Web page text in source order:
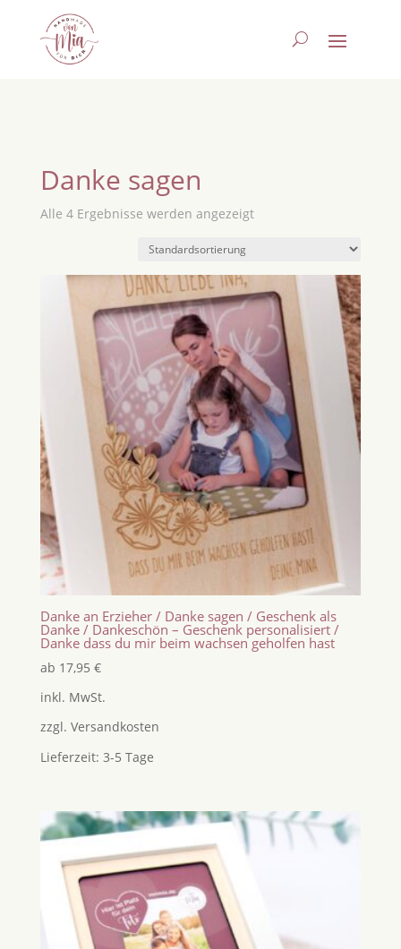
Danke sagen
Alle 4 Ergebnisse werden angezeigt
Danke an Erzieher / Danke sagen / Geschenk als
Danke / Dankeschön – Geschenk personalisiert /
Danke dass du mir beim wachsen geholfen hast
ab 17,95 €
inkl. MwSt.
zzgl. Versandkosten
Lieferzeit: 3-5 Tage